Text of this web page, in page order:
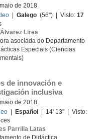
de 2018
|Galego (56'') | Visto:17
Lires
asociada do Departamento
Especiais (Ciencias
de innovación e
inclusiva
de 2018
Español
| 14' 13'' | Visto:
Parrilla Latas
de Didáctica,